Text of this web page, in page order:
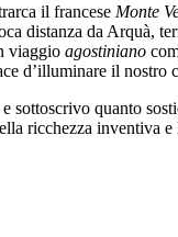
il francese Monte
distanza da Arquà,
viaggio agostiniano
d’illuminare il
quanto
ricchezza inventiva